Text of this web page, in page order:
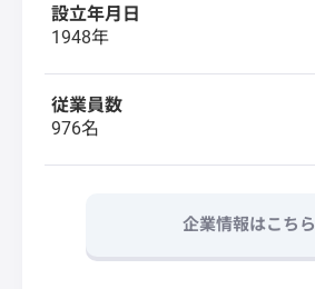
設立年月日
1948年
従業員数
976名
企業情報はこちら